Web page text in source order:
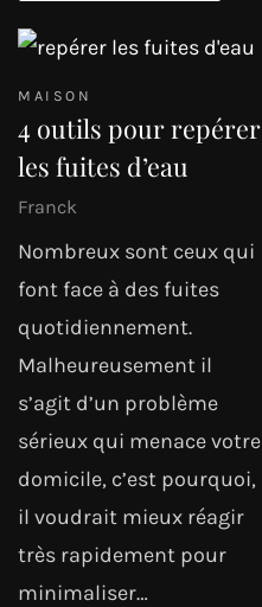
MAISON
4 outils pour repérer
les fuites d’eau
Franck
Nombreux sont ceux qui
font face à des fuites
quotidiennement.
Malheureusement il
s’agit d’un problème
sérieux qui menace votre
domicile, c’est pourquoi,
il voudrait mieux réagir
très rapidement pour
minimaliser…